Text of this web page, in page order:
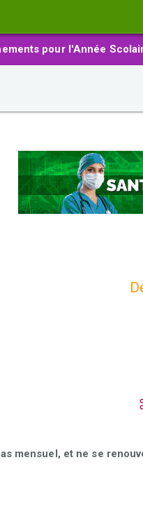
pour l'Année
mensuel, et ne se